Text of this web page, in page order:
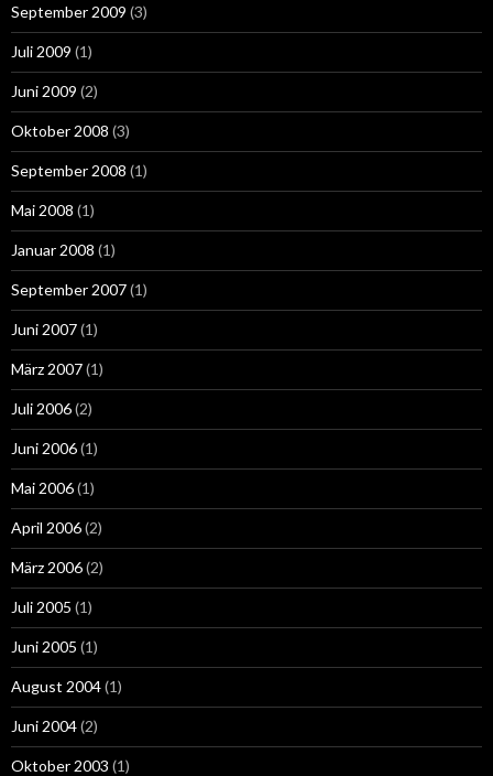
September 2009 (3)
Juli 2009 (1)
Juni 2009 (2)
Oktober 2008 (3)
September 2008 (1)
Mai 2008 (1)
Januar 2008 (1)
September 2007(1)
Juni 2007(1)
März 2007(1)
Juli 2006(2)
Juni 2006(1)
Mai 2006(1)
April 2006(2)
März 2006(2)
Juli 2005 (1)
Juni 2005 (1)
August 2004(1)
Juni 2004(2)
Oktober 2003 (1)